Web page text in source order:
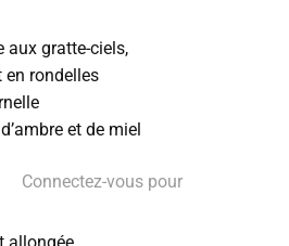
aux gratte-ciels,
rondelles
et de miel
Connectez-vous pour